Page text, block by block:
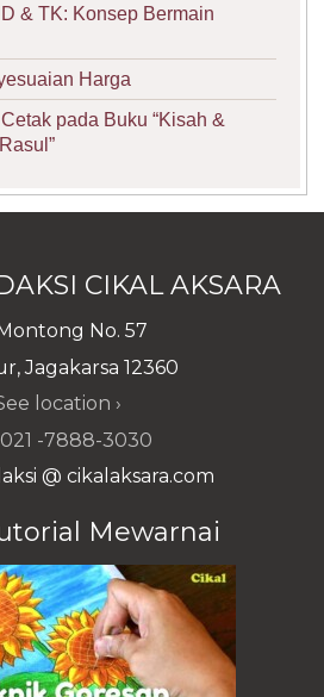
& TK: Konsep Bermain
Harga
pada Buku “Kisah &
CIKAL AKSARA
No. 57
Jagakarsa 12360
location ›
021 -7888-3030
@ cikalaksara.com
Mewarnai